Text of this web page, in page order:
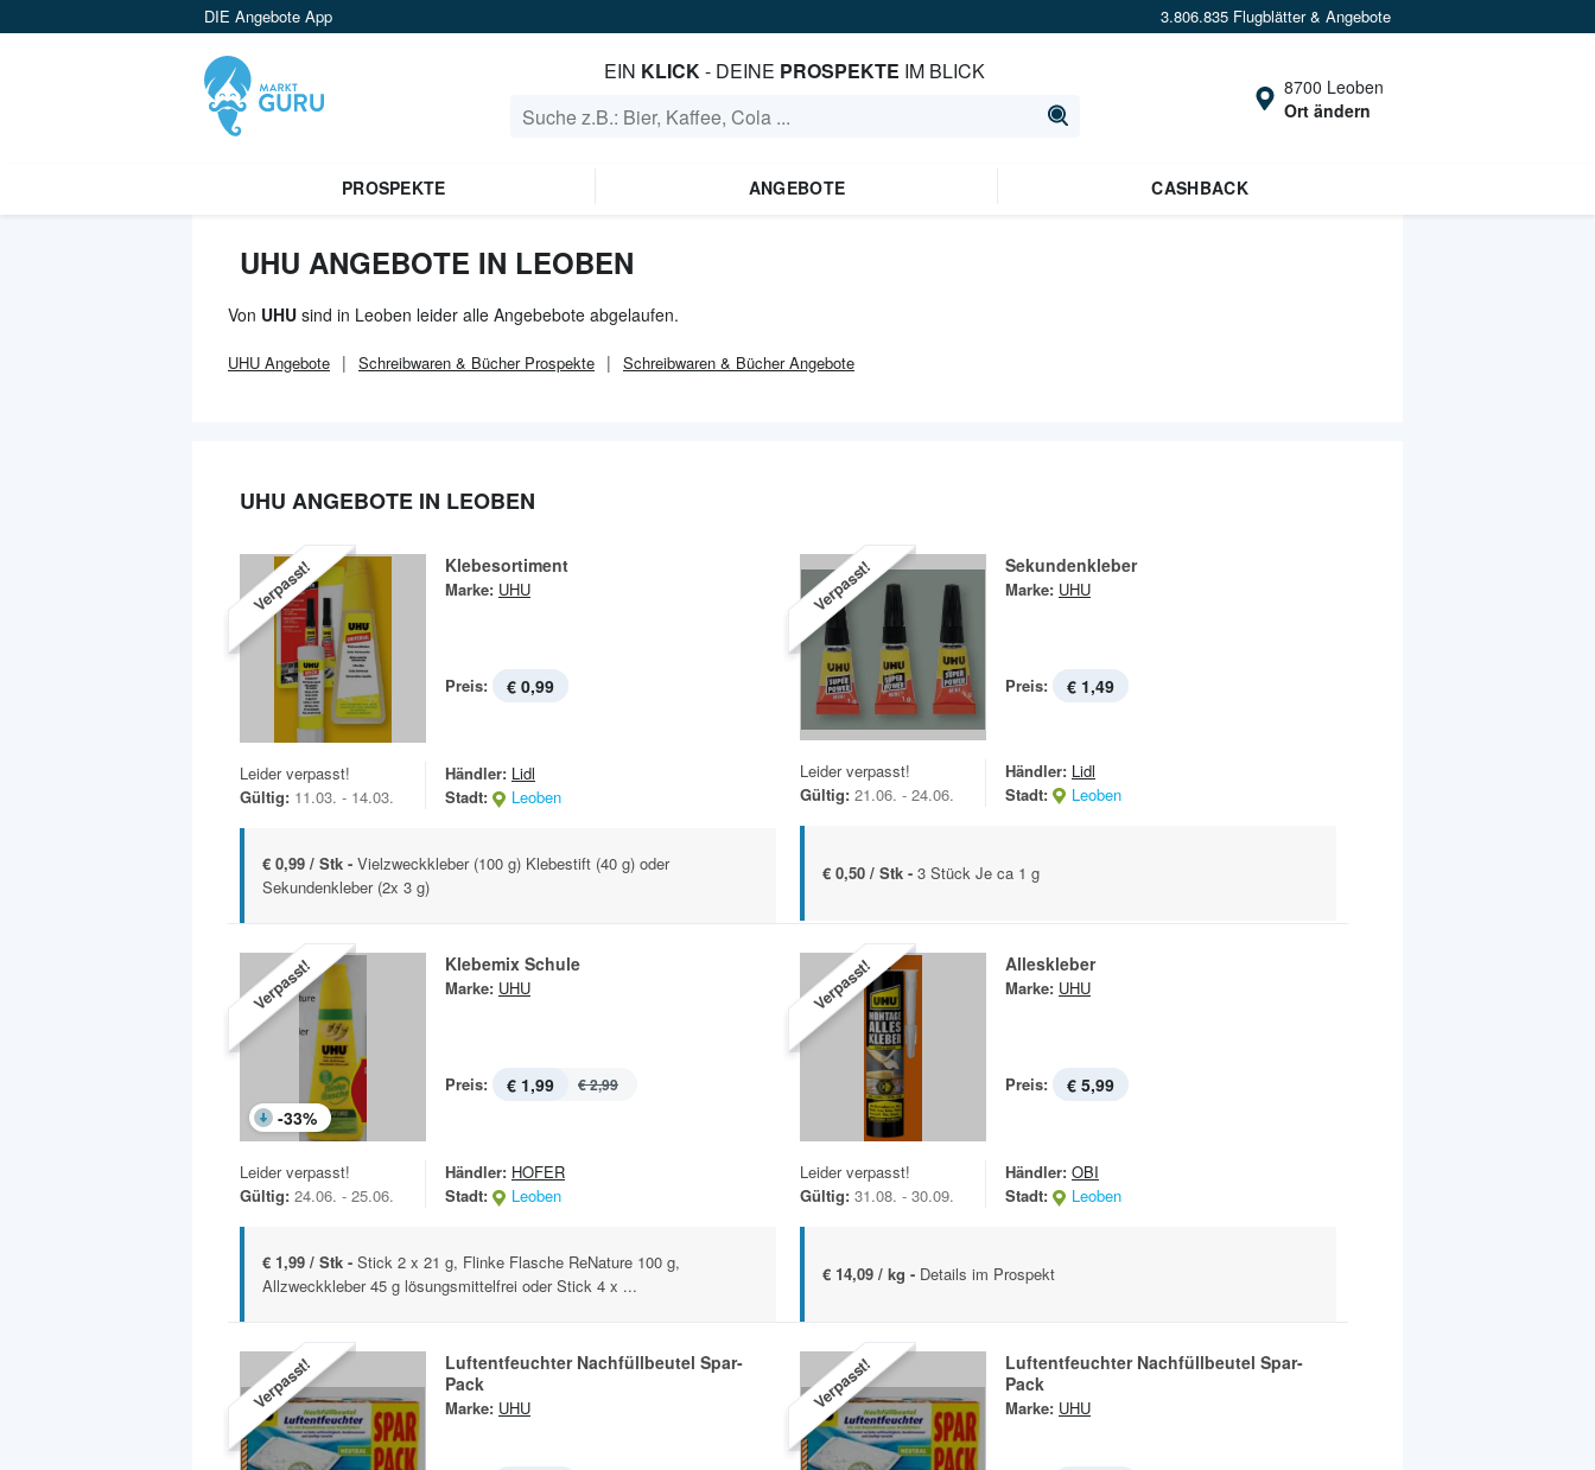
DIE Angebote App 3.806.835 Flugblätter & Angebote
EIN KLICK- DEINE PROSPEKTE IM BLICK
8700 Leoben
Ort ändern
PROSPEKTE ANGEBOTE CASHBACK
UHU ANGEBOTE IN LEOBEN
Von UHU sind in Leoben leider alle Angebebote abgelaufen.
UHU Angebote Schreibwaren & BücherProspekte Schreibwaren & BücherAngebote
UHU ANGEBOTE IN LEOBEN
Verpasst! Klebesortiment
Marke: UHU
Preis: € 0,99
Leider verpasst!
Gültig: 11.03. - 14.03.
Händler: Lidl
Stadt:
Leoben
€ 0,99 / Stk - Vielzweckkleber (100 g) Klebestift (40 g) oder
Sekundenkleber (2x 3 g)
Verpasst! Sekundenkleber
Marke: UHU
Preis: € 1,49
Leider verpasst!
Gültig: 21.06. - 24.06.
Händler: Lidl
Stadt:
Leoben
€ 0,50 / Stk - 3 Stück Je ca 1 g
Verpasst!
-33%
Klebemix Schule
Marke: UHU
Preis: € 1,99 € 2,99
Leider verpasst!
Gültig: 24.06. - 25.06.
Händler: HOFER
Stadt:
Leoben
€ 1,99 / Stk - Stick 2 x 21 g, Flinke Flasche ReNature 100 g,
Allzweckkleber 45 g lösungsmittelfrei oder Stick 4 x ...
Verpasst! Alleskleber
Marke: UHU
Preis: € 5,99
Leider verpasst!
Gültig: 31.08. - 30.09.
Händler: OBI
Stadt:
Leoben
€ 14,09 / kg - Details im Prospekt
Verpasst!
Luftentfeuchter Nachfüllbeutel Spar-
Pack
Marke: UHU Verpasst!
Luftentfeuchter Nachfüllbeutel Spar-
Pack
Marke: UHU